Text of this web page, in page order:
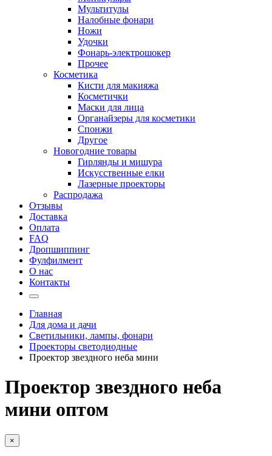
Мультитулы
Налобные фонари
Ножи
Удочки
Фонарь-электрошокер
Прочее
Косметика
Кисти для макияжа
Косметички
Маски для лица
Органайзеры для косметики
Спонжи
Другое
Новогодние товары
Гирлянды и мишура
Искусственные елки
Лазерные проекторы
Распродажа
Отзывы
Доставка
Оплата
FAQ
Дропшиппинг
Фулфилмент
О нас
Контакты
Главная
Для дома и дачи
Светильники, лампы, фонари
Проекторы светодиодные
Проектор звездного неба мини
Проектор звездного неба
мини оптом
×